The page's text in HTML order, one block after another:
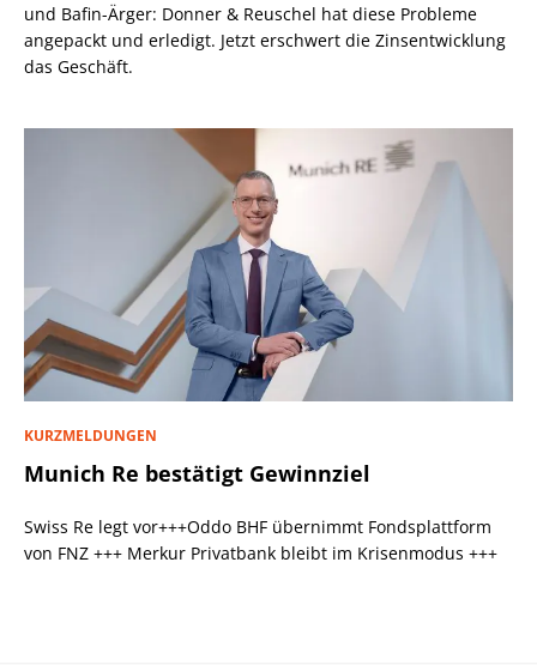
und Bafin-Ärger: Donner & Reuschel hat diese Probleme
angepackt und erledigt. Jetzt erschwert die Zinsentwicklung
das Geschäft.
KURZMELDUNGEN
Munich Re bestätigt Gewinnziel
Swiss Re legt vor+++Oddo BHF übernimmt Fondsplattform
von FNZ +++ Merkur Privatbank bleibt im Krisenmodus +++